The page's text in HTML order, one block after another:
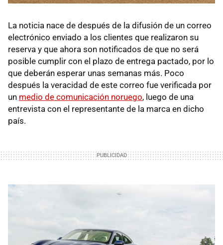
La noticia nace de después de la difusión de un correo
electrónico enviado a los clientes que realizaron su
reserva y que ahora son notificados de que no será
posible cumplir con el plazo de entrega pactado, por lo
que deberán esperar unas semanas más. Poco
después la veracidad de este correo fue verificada por
un medio de comunicación noruego, luego de una
entrevista con el representante de la marca en dicho
país.